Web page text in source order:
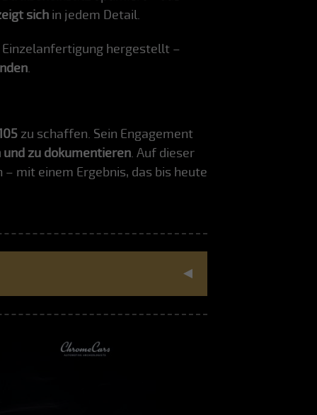
sich in jedem Detail.
hergestellt –
.
zu schaffen. Sein Engagement
und zu dokumentieren. Auf dieser
mit einem Ergebnis, das bis heute